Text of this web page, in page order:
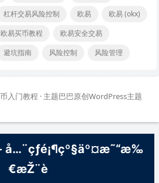
杠杆交易风险控制 欧易
欧易 (okx)
欧易买币教程
欧易安全交易
避坑指南 风险控制 风险管理
入门教程 · 主题巴巴原创WordPress主题